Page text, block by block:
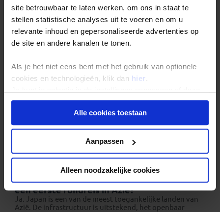
site betrouwbaar te laten werken, om ons in staat te
stellen statistische analyses uit te voeren en om u
relevante inhoud en gepersonaliseerde advertenties op
de site en andere kanalen te tonen.
Als je het niet eens bent met het gebruik van optionele
cookies en technologieën, klik dan hier .
onder aan de pagina op elk gewenst moment voor de
toekomst wijzigen.Alle cookies toestaan
Aanpassen
Alleen noodzakelijke cookies
rondreizen geschikt?
Japan spreekt een brede doelgroep aan. Het land is
Avontuurlijke reizigers
Fotografen
Liefhebbers van gastronomie
Reizigers die voor het eerst naar Azië gaan
Veelgestelde vragen over
Japan reizen
Is Japan een geschikte bestemming voor
een eerste rondreis in Azië?
Ja. Japan is een van de meest toegankelijke landen van
Azië. De infrastructuur is uitstekend, het openbaar